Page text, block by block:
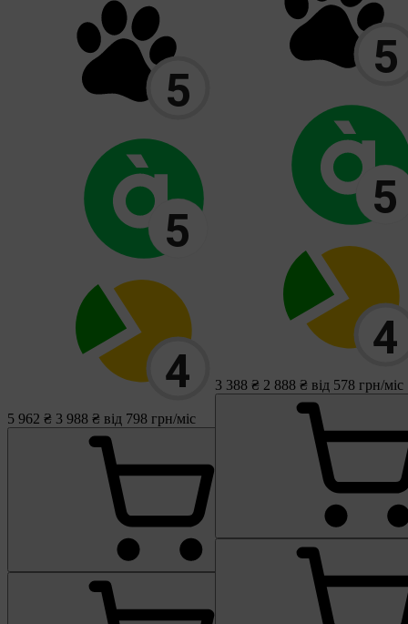
5 962 ₴ 3 988 ₴ від 798 грн/міс
3 388 ₴ 2 888 ₴ від 578 грн/міс